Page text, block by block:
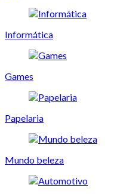
Informática
Games
Papelaria
Mundo beleza